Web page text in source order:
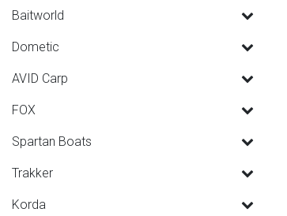
Baitworld
Dometic
AVID Carp
FOX
Spartan Boats
Trakker
Korda